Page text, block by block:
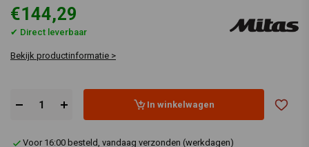
€144,29
✔ Direct leverbaar
Bekijk productinformatie >
In winkelwagen
Voor 16:00 besteld, vandaag verzonden (werkdagen)